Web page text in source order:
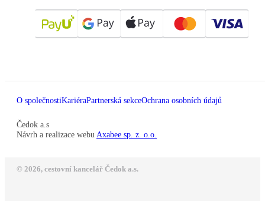
O společnostiKariéraPartnerská sekceOchrana osobních údajů
Čedok a.s
Návrh a realizace webu Axabee sp. z. o.o.
© 2026, cestovní kancelář Čedok a.s.